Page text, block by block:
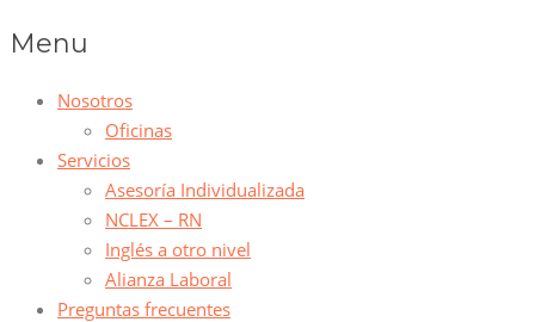
Menu
Nosotros
Oficinas
Servicios
Asesoría Individualizada
NCLEX – RN
Inglés a otro nivel
Alianza Laboral
Preguntas frecuentes